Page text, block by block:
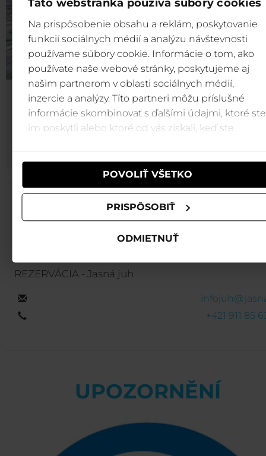
Táto webstránka používa súbory cookies
Na prispôsobenie obsahu a reklám, poskytovanie
funkcií sociálnych médií a analýzu návštevnosti
používame súbory cookie. Informácie o tom, ako
používate naše webové stránky, poskytujeme aj
našim partnerom v oblasti sociálnych médií,
inzercie a analýzy. Títo partneri môžu príslušné
informácie skombinovať s ďalšími údajmi, ktoré ste
im poskytli alebo ktoré od vás získali, keď ste
POVOLIŤ VŠETKO
PRISPÔSOBIŤ
ODMIETNUŤ
Tatralandia
Užijte si zaslouženou odměnu po lyžovačce a
si s dětmi den plný relaxace a zábavy v bazénech a
REZERVÁCIA - Jasná sever
REZERVÁCIA - Jasná juh
+421 911 85
UPOZORNĚNÍ